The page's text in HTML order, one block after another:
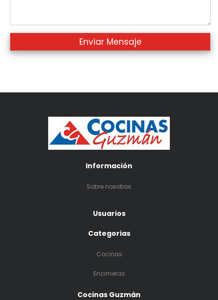
Información
Sobre nosotros
.
Usuarios
Categorias
Cocinas
Encimeras
Cocinas Guzmán